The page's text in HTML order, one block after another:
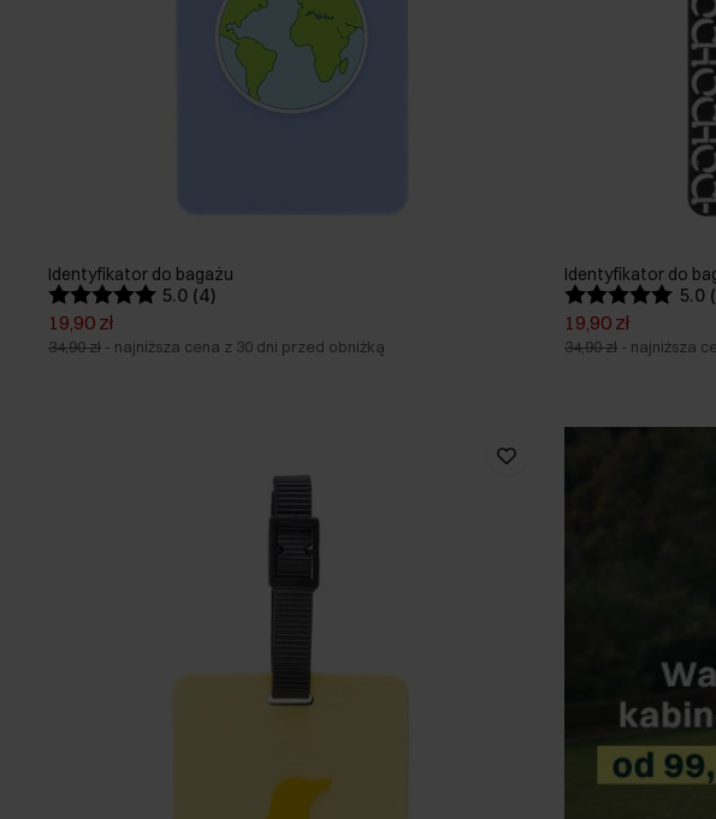
Identyfikator do bagażu
5.0 (4)
19,90 zł
34,90 zł - najniższa cena z 30 dni przed obniżką
Identyfikator do
5.0
19,90 zł
34,90 zł - najniższa